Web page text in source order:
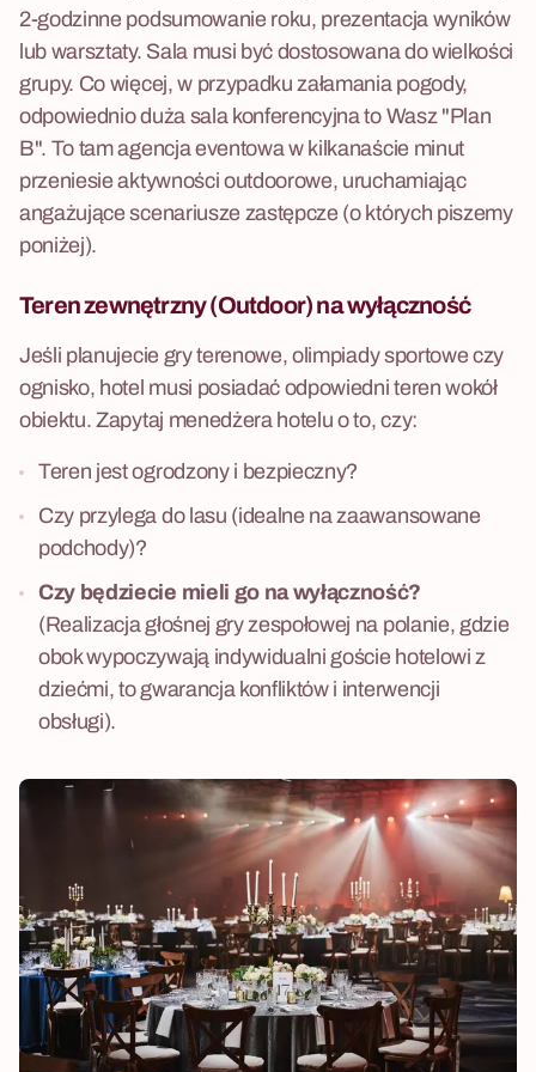
2-godzinne podsumowanie roku, prezentacja wyników
lub warsztaty. Sala musi być dostosowana do wielkości
grupy. Co więcej, w przypadku załamania pogody,
odpowiednio duża sala konferencyjna to Wasz "Plan
B". To tam agencja eventowa w kilkanaście minut
przeniesie aktywności outdoorowe, uruchamiając
angażujące scenariusze zastępcze (o których piszemy
poniżej).
Teren zewnętrzny (Outdoor)na wyłączność
Jeśli planujecie gry terenowe, olimpiady sportowe czy
ognisko, hotel musi posiadać odpowiedni teren wokół
obiektu. Zapytaj menedżera hotelu o to, czy:
Teren jest ogrodzony i bezpieczny?
Czy przylega do lasu (idealne na zaawansowane
podchody)?
Czy będziecie mieli go na wyłączność?
(Realizacja głośnej gry zespołowej na polanie, gdzie
obok wypoczywają indywidualni goście hotelowi z
dziećmi, to gwarancja konfliktów i interwencji
obsługi).